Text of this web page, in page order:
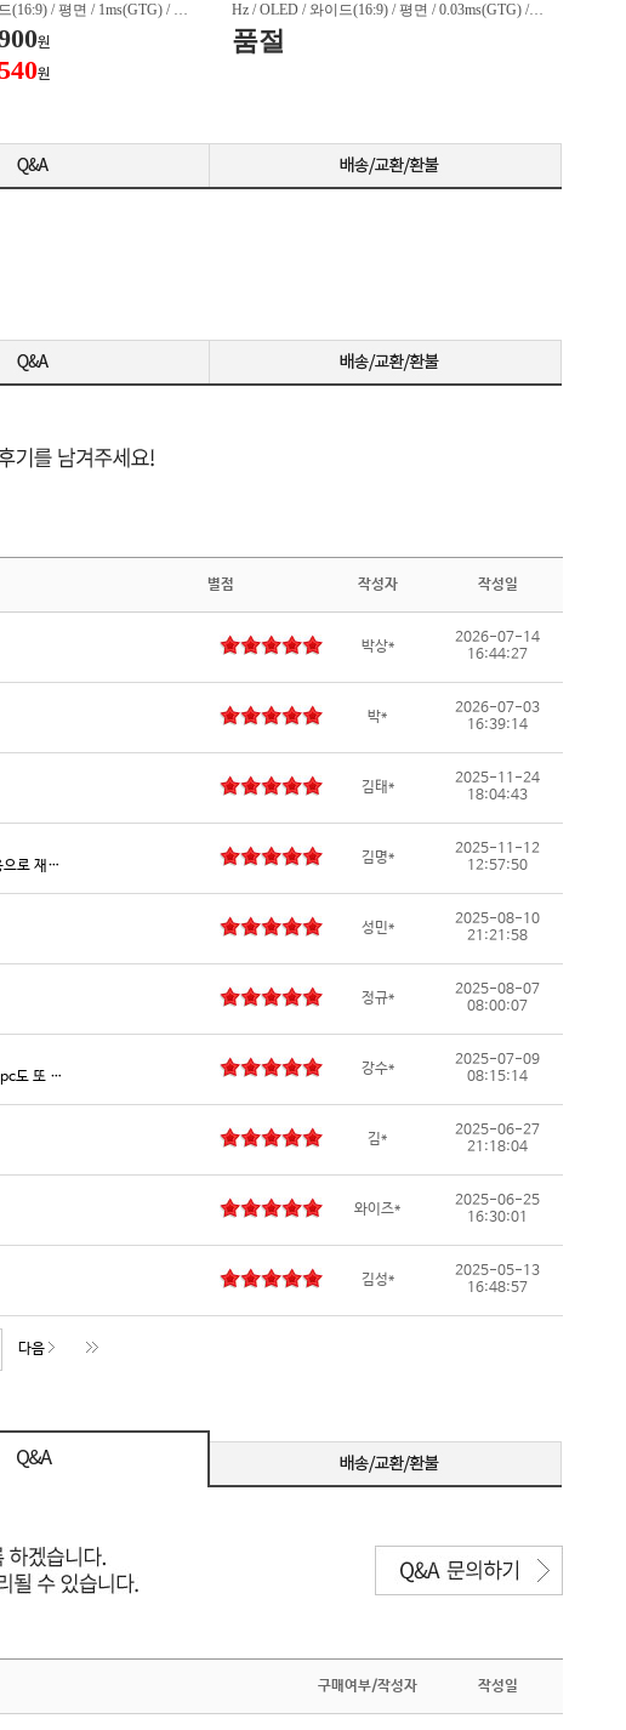
(16:9) / 평면 / 1ms(GTG) / 45
아웃 / 틸트(상하) / 3.1kg /
/ DCI-P3:91% / [게임특화]
/ [단자정보] / HDMI 2.0 /
원
원
Hz / OLED / 와이드(16:9) / 평면 / 0.03ms(GTG) / 1,
300nit / 1,500,000:1 / VESA TRUE BLACK 400 / 헤
드폰 아웃 / 피벗(회전) / 엘리베이션(높낮이) / 틸
ync 호환(NVIDIA인증) / FreeSync / FreeSync 프리
미엄 / FreeSync 프리미엄 프로 / [단자정보] / HD
MI 2.1 / DP 2.1
품절
별점 작성자 작성일
박상*
2026-07-14
16:44:27
박*
2026-07-03
16:39:14
김태*
2025-11-24
18:04:43
안전하고 빠른 배송과 꼼꼼한 포장, 그리고 친절한 고객응대까지 모두 만족스럽습니다. 고장없이 잘 쓸 수 있기를 바래봅니다.조만간 업무용으로 재구매 하도록 하겠습니다. 감사합니다.
김명*
2025-11-12
12:57:50
성민*
2025-08-10
21:21:58
정규*
2025-08-07
08:00:07
저희 회사에 필요한 제품 구매시마다 잘 사용하고 있습니다. 사양 대비 가격도 좋고 서비스도 훌륭하세요. 고장없이 잘 쓰고 있어서 다음 번 pc도 또 살 예정이에요. 앞으로도 잘 부탁드려요
강수*
2025-07-09
08:15:14
김*
2025-06-27
21:18:04
와이즈*
2025-06-25
16:30:01
김성*
2025-05-13
16:48:57
다음
구매여부/작성자 작성일